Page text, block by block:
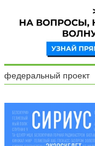
федеральный проект